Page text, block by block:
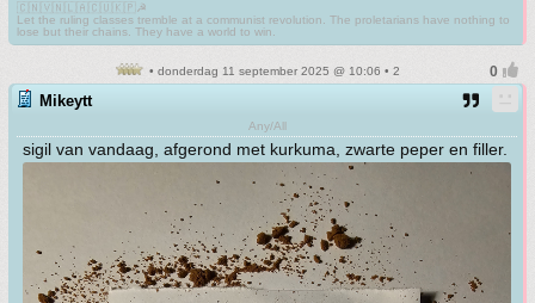
🇨🇳🇻🇳🇱🇦🇨🇺🇰🇵☭
Let the ruling classes tremble at a communist revolution. The proletarians have nothing to
lose but their chains. They have a world to win.
• donderdag 11 september 2025 @ 10:06 • 2
Mikeytt
Any/All
sigil van vandaag, afgerond met kurkuma, zwarte peper en filler.